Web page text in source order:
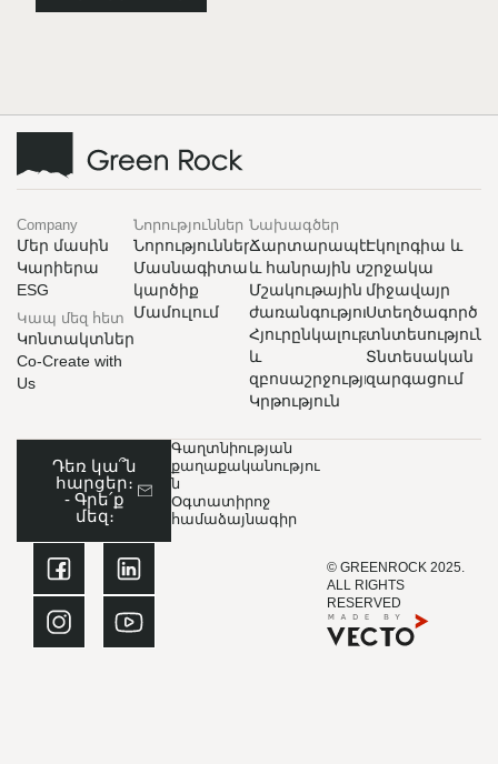
Company
Մեր մասին
Կարիերա
ESG
Կապ մեզ հետ
Կոնտակտներ
Co-Create with
Us
Նորություններ
Նորություններ
Մասնագիտական
​​​​կարծիք
Մամուլում
Նախագծեր
Ճարտարապետություն
և հանրային տարածք
Մշակութային
ժառանգություն
Հյուրընկալություն
և
զբոսաշրջություն
Կրթություն
Էկոլոգիա և
շրջակա
միջավայր
Ստեղծագործ
տնտեսություն
Տնտեսական
զարգացում
© GREENROCK 2025.
ALL RIGHTS
RESERVED
Գաղտնիության
քաղաքականությու
ն
Օգտատիրոջ
համաձայնագիր
Դեռ կա՞ն
հարցեր։
- Գրե՛ք
մեզ։